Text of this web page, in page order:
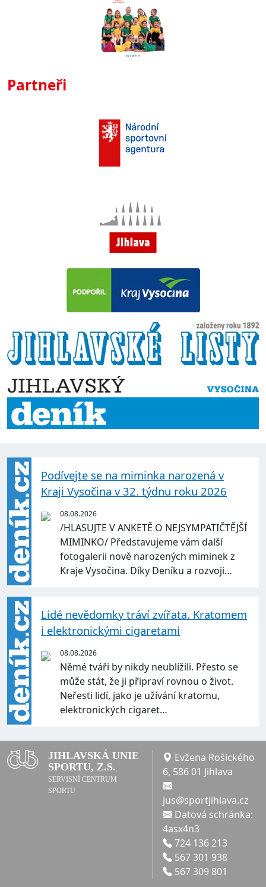
Partneři
Podívejte se na miminka narozená v
Kraji Vysočina v 32. týdnu roku 2026
08.08.2026
/HLASUJTE V ANKETĚ O NEJSYMPATIČTĚJŠÍ
MIMINKO/ Představujeme vám další
fotogalerii nově narozených miminek z
Kraje Vysočina. Díky Deníku a rozvoji…
Lidé nevědomky tráví zvířata. Kratomem
i elektronickými cigaretami
08.08.2026
Němé tváři by nikdy neublížili. Přesto se
může stát, že ji připraví rovnou o život.
Neřesti lidí, jako je užívání kratomu,
elektronických cigaret…
JIHLAVSKÁ UNIE
SPORTU, Z.S.
SERVISNÍ CENTRUM
SPORTU
Evžena Rošického
6, 586 01 Jihlava
jus@sportjihlava.cz
Datová schránka:
4asx4n3
724 136 213
567 301 938
567 309 801